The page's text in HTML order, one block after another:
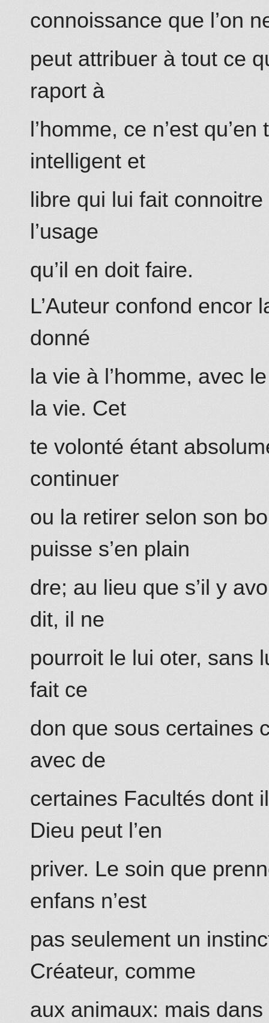
connoissance que l’on
peut attribuer à tout ce
raport à
l’homme, ce n’est
intelligent et
libre qui lui fait
l’usage
qu’il en doit faire.
L’Auteur confond encor
donné
la vie à l’homme, avec
la vie. Cet
te volonté étant
continuer
ou la retirer selon son
puisse s’en plain
dre; au lieu que s’il y
dit, il ne
pourroit le lui oter, sans
fait ce
don que sous certaines
avec de
certaines Facultés dont
Dieu peut l’en
priver. Le soin que
enfans n’est
pas seulement un
Créateur, comme
aux animaux: mais